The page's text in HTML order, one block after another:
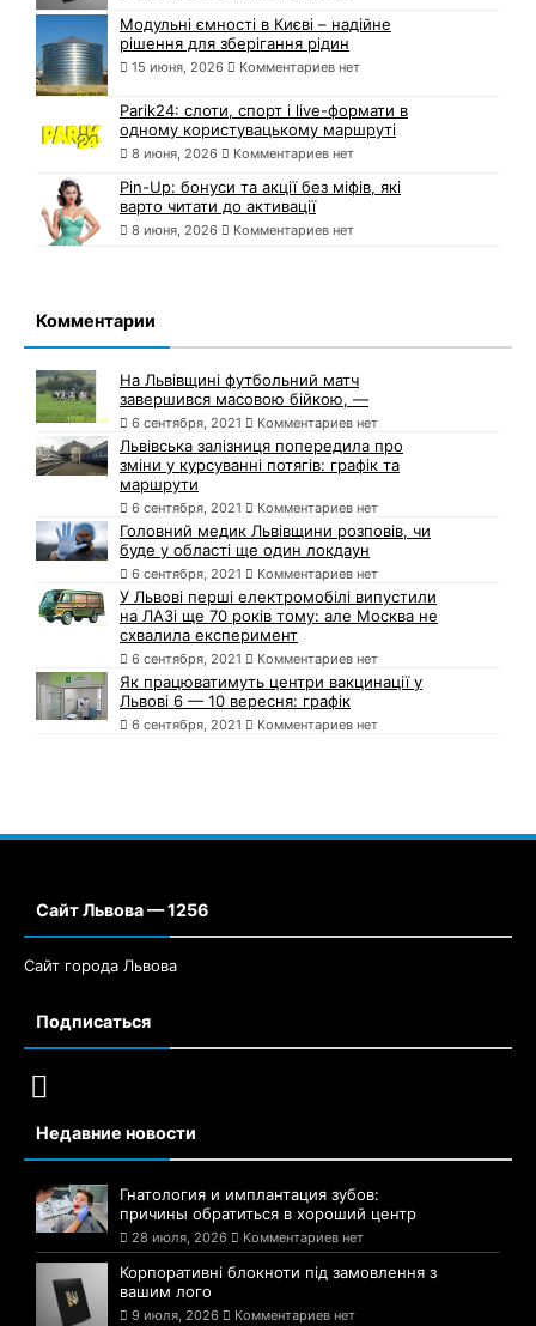
Модульні ємності в Києві – надійне
рішення для зберігання рідин
15 июня, 2026 Комментариев нет
Parik24: слоти, спорт і live-формати в
одному користувацькому маршруті
8 июня, 2026 Комментариев нет
Pin-Up: бонуси та акції без міфів, які
варто читати до активації
8 июня, 2026 Комментариев нет
Комментарии
На Львівщині футбольний матч
завершився масовою бійкою, —
6 сентября, 2021 Комментариев нет
Львівська залізниця попередила про
зміни у курсуванні потягів: графік та
маршрути
6 сентября, 2021 Комментариев нет
Головний медик Львівщини розповів, чи
буде у області ще один локдаун
6 сентября, 2021 Комментариев нет
У Львові перші електромобілі випустили
на ЛАЗі ще 70 років тому: але Москва не
схвалила експеримент
6 сентября, 2021 Комментариев нет
Як працюватимуть центри вакцинації у
Львові 6 — 10 вересня: графік
6 сентября, 2021 Комментариев нет
Сайт Львова — 1256
Сайт города Львова
Подписаться
Недавние новости
Гнатология и имплантация зубов:
причины обратиться в хороший центр
28 июля, 2026 Комментариев нет
Корпоративні блокноти під замовлення з
вашим лого
9 июля, 2026 Комментариев нет